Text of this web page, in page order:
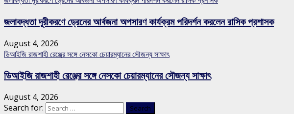
জলাবদ্ধতা দূরীকরণে ড্রেনের আর্বজনা অপসারণ কার্যক্রম পরিদর্শন করলেন রাসিক প্রশাসক
August 4, 2026
ডিআইজি রাজশাহী রেঞ্জের সঙ্গে নেসকো চেয়ারম্যানের সৌজন্য সাক্ষাৎ
ডিআইজি রাজশাহী রেঞ্জের সঙ্গে নেসকো চেয়ারম্যানের সৌজন্য সাক্ষাৎ
August 4, 2026
Search for: